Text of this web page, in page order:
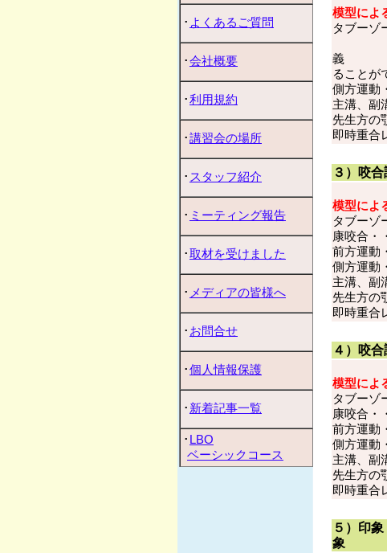
･ よくあるご質問
･会社概要
･利用規約
･講習会の場所
･ スタッフ紹介
･ ミーティング報告
･取材を受けました
･ メディアの皆様へ
･ お問合せ
･個人情報保護
･ 新着記事一覧
･ LBO
ベーシックコース
模型によ
タブ
健康
義 前
ることが
側方運動
主溝、副
先生方の
即時重合
３）咬
模型によ
タブ
康咬合・
前方運動
側方運動
主溝、副
先生方の
即時重合
４）咬
模型によ
タブ
康咬合・
前方運動
側方運動
主溝、副
先生方の
即時重合
５）印
象